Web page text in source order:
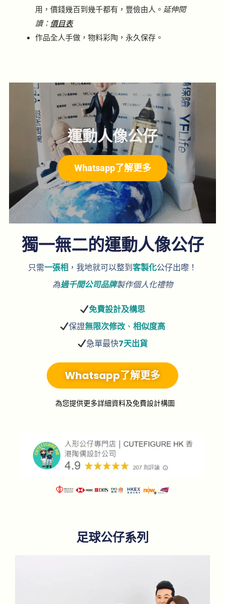
用，價錢幾百到幾千都有，豐儉由人。 延伸閱
讀： 價目表
作品全人手做，物料彩陶，永久保存。
運動人像公仔
Whatsapp了解更多
獨一無二的運動人像公仔
只需一張相 ，我地就可以整到客製化公仔出嚟！
為過千間公司品牌製作個人化禮物
免費設計及構思
保證無限次修改、相似度高
急單最快7天出貨
Whatsapp了解更多
為您提供更多詳細資料及免費設計構圖
足球公仔系列